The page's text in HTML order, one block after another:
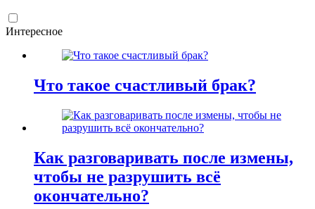
Интересное
Что такое счастливый брак?
Как разговаривать после измены,
чтобы не разрушить всё
окончательно?